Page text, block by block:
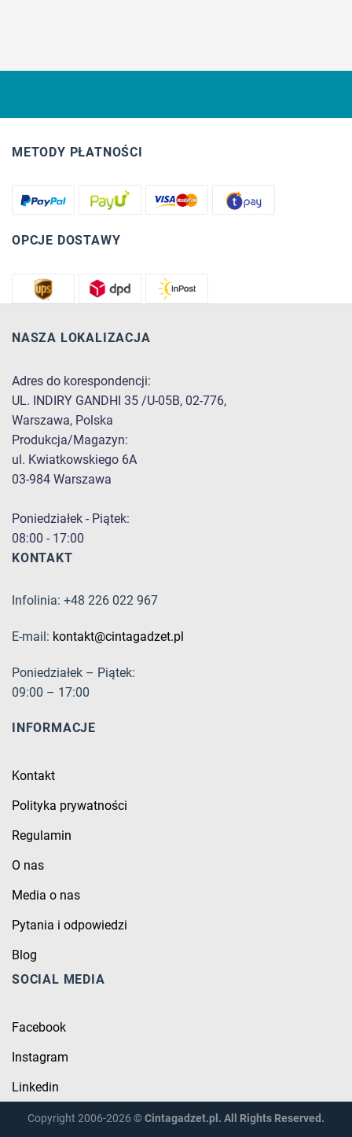
METODY PŁATNOŚCI
OPCJE DOSTAWY
NASZA LOKALIZACJA
Adres do korespondencji:
UL. INDIRY GANDHI 35 /U-05B, 02-776,
Warszawa, Polska
Produkcja/Magazyn:
ul. Kwiatkowskiego 6A
03-984 Warszawa
Poniedziałek - Piątek:
08:00 - 17:00
KONTAKT
Infolinia: +48 226 022 967
E-mail: kontakt@cintagadzet.pl
Poniedziałek – Piątek:
09:00 – 17:00
INFORMACJE
Kontakt
Polityka prywatności
Regulamin
O nas
Media o nas
Pytania i odpowiedzi
Blog
SOCIAL MEDIA
Facebook
Instagram
Linkedin
Copyright 2006-2026 ©Cintagadzet.pl. All Rights Reserved.